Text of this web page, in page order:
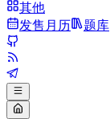
其他
发售月历
题库